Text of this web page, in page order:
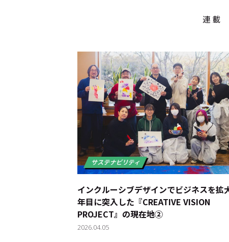
Cocotameとは About
運営会社 プライバシーポリシー 本
連載
インクルーシブデザインでビジネスを拡大
年目に突入した『CREATIVE VISION
PROJECT』の現在地②
2026.04.05